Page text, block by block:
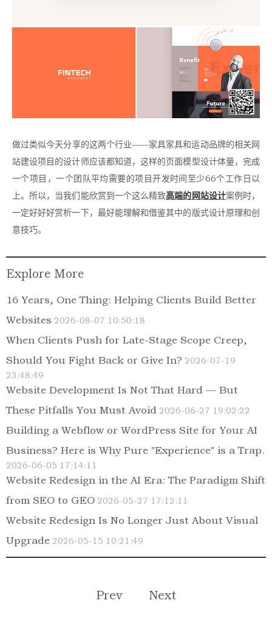
做过类似今天分享的这两个行业——家具家具和运动品牌的相关网
站建设项目的设计师应该都知道，这样的页面模型设计体量，完成
一个项目，一个团队平均需要的项目开发时间至少66个工作日以
上。所以，当我们能欣赏到一个这么精致高端的网站设计案例时，
一定好好好赏析一下，最好能理解和借鉴其中的版式设计原理和创
意技巧。
Explore More
16 Years, One Thing: Helping Clients Build Better
Websites 2026-08-07 10:50:18
When Clients Push for Late-Stage Scope Creep,
Should You Fight Back or Give In? 2026-07-19
23:48:49
Website Development Is Not That Hard — But
These Pitfalls You Must Avoid 2026-06-27 19:02:22
Building a Webflow or WordPress Site for Your AI
Business? Here is Why Pure "Experience" is a Trap.
2026-06-05 17:14:11
Website Redesign in the AI Era: The Paradigm Shift
from SEO to GEO 2026-05-27 17:12:11
Website Redesign Is No Longer Just About Visual
Upgrade 2026-05-15 10:21:49
Prev Next